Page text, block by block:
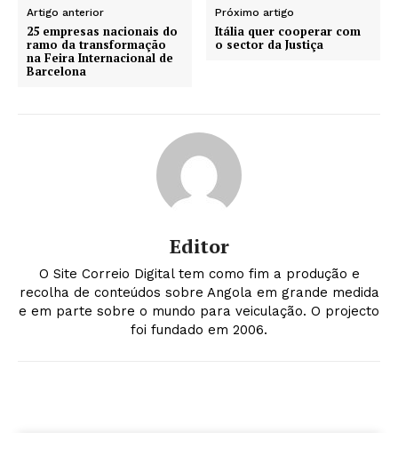
Artigo anterior
25 empresas nacionais do
ramo da transformação
na Feira Internacional de
Barcelona
Próximo artigo
Itália quer cooperar com
o sector da Justiça
Editor
O Site Correio Digital tem como fim a produção e
recolha de conteúdos sobre Angola em grande medida
e em parte sobre o mundo para veiculação. O projecto
foi fundado em 2006.